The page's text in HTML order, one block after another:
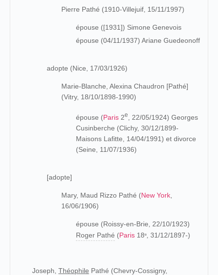
Pierre Pathé (1910-Villejuif, 15/11/1997)
épouse ([1931]) Simone Genevois
épouse (04/11/1937) Ariane Guedeonoff
adopte (Nice, 17/03/1926)
Marie-Blanche, Alexina Chaudron [Pathé]
(Vitry, 18/10/1898-1990)
épouse (Paris 2e
, 22/05/1924) Georges
Cusinberche (Clichy, 30/12/1899-
Maisons Lafitte, 14/04/1991) et divorce
(Seine, 11/07/1936)
[adopte]
Mary, Maud Rizzo Pathé (New York
16/06/1906)
épouse (Roissy-en-Brie, 22/10/1923)
Roger Pathé (Paris 18e , 31/12/1897-)
Joseph, Théophile Pathé (Chevry-Cossigny,